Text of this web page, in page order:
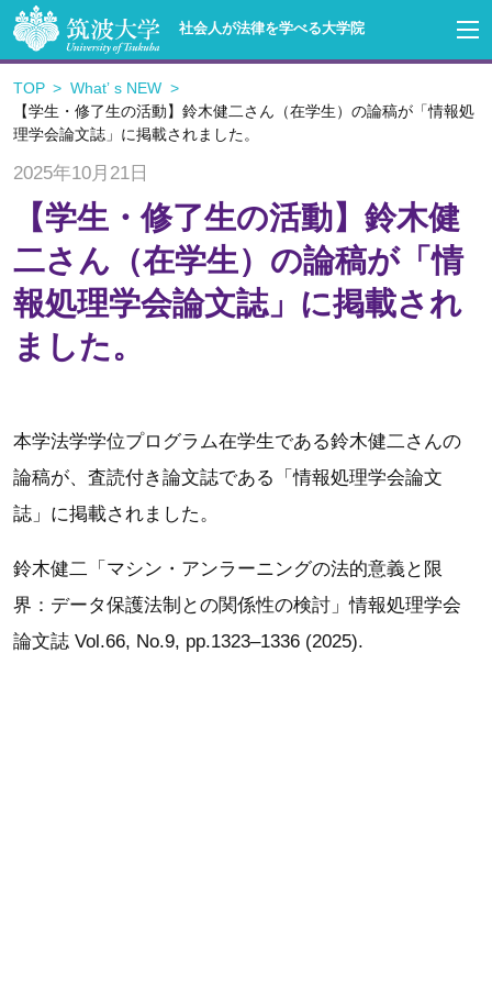
社会人が法律を学べる大学院
TOP
Whatʼ s NEW
【学生・修了生の活動】鈴木健二さん（在学生）の論稿が「情報処
理学会論文誌」に掲載されました。
2025年10月21日
【学生・修了生の活動】鈴木健
二さん（在学生）の論稿が「情
報処理学会論文誌」に掲載され
ました。
本学法学学位プログラム在学生である鈴木健二さんの
論稿が、査読付き論文誌である「情報処理学会論文
誌」に掲載されました。
鈴木健二「マシン・アンラーニングの法的意義と限
界：データ保護法制との関係性の検討」情報処理学会
論文誌 Vol.66, No.9, pp.1323–1336 (2025).